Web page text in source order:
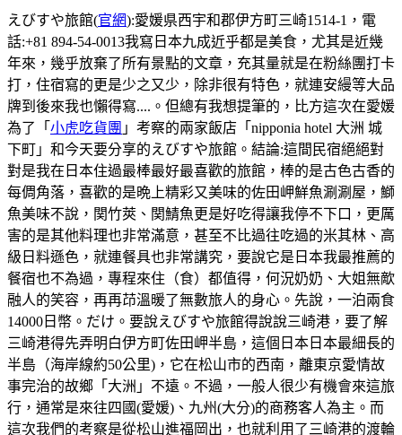
えびすや旅館(官網):愛媛県西宇和郡伊方町三崎1514-1，電
話:+81 894-54-0013我寫日本九成近乎都是美食，尤其是近幾
年來，幾乎放棄了所有景點的文章，充其量就是在粉絲團打卡
打，住宿寫的更是少之又少，除非很有特色，就連安縵等大品
牌到後來我也懶得寫....。但總有我想提筆的，比方這次在愛媛
為了「 小虎吃貨團 」考察的兩家飯店「nipponia hotel 大洲 城
下町」和今天要分享的えびすや旅館。結論:這間民宿絕絕對
對是我在日本住過最棒最好最喜歡的旅館，棒的是古色古香的
每倜角落，喜歡的是晩上精彩又美味的佐田岬鮮魚涮涮屋，鰤
魚美味不說，関竹莢、関鯖魚更是好吃得讓我停不下口，更厲
害的是其他料理也非常滿意，甚至不比過往吃過的米其林、高
級日料遜色，就連餐具也非常講究，要說它是日本我最推薦的
餐宿也不為過，專程來住（食）都值得，何況奶奶、大姐無歒
融人的笑容，再再䒢溫暖了無數旅人的身心。先說，一泊兩食
14000日幣。だけ。要說えびすや旅館得說說三崎港，要了解
三崎港得先弄明白伊方町佐田岬半島，這個日本日本最細長的
半島（海岸線約50公里)，它在松山市的西南，離東京愛情故
事完治的故鄉「大洲」不遠。不過，一般人很少有機會來這旅
行，通常是來往四國(愛媛)、九州(大分)的商務客人為主。而
這次我們的考察是從松山進福岡出，也就利用了三崎港的渡輪